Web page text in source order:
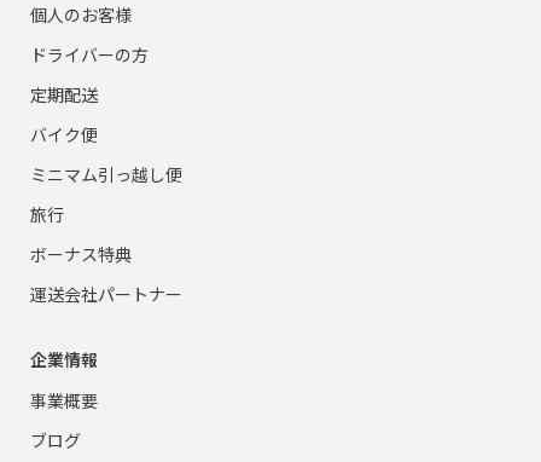
個人のお客様
ドライバーの方
定期配送
バイク便
ミニマム引っ越し便
旅行
ボーナス特典
運送会社パートナー
企業情報
事業概要
ブログ